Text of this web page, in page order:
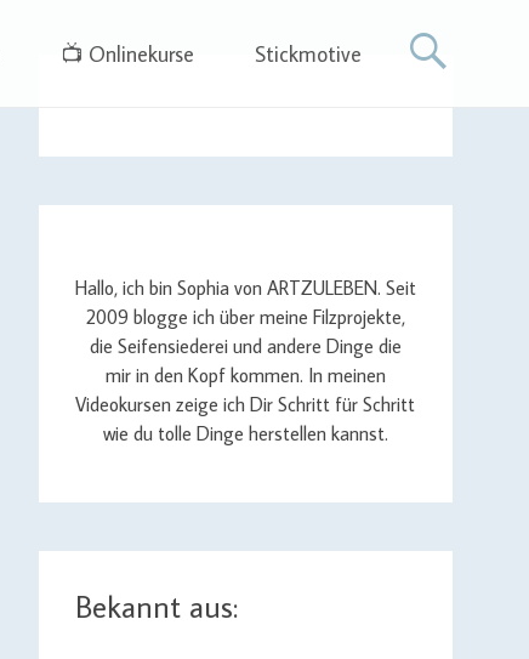
📺 Onlinekurse Stickmotive
Hallo, ich bin Sophia von ARTZULEBEN. Seit
2009 blogge ich über meine Filzprojekte,
die Seifensiederei und andere Dinge die
mir in den Kopf kommen. In meinen
Videokursen zeige ich Dir Schritt für Schritt
wie du tolle Dinge herstellen kannst.
Bekannt aus: